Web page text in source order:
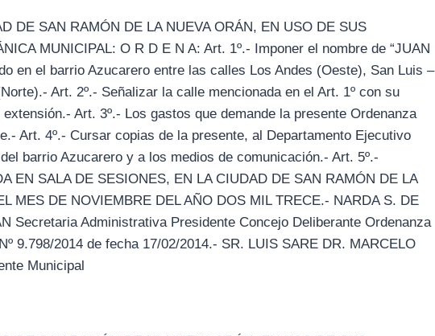
DE SAN RAMÓN DE LA NUEVA ORÁN, EN USO DE SUS
MUNICIPAL: O R D E N A: Art. 1º.- Imponer el nombre de “JUAN
en el barrio Azucarero entre las calles Los Andes (Oeste), San Luis –
Art. 2º.- Señalizar la calle mencionada en el Art. 1º con su
Art. 3º.- Los gastos que demande la presente Ordenanza
Art. 4º.- Cursar copias de la presente, al Departamento Ejecutivo
barrio Azucarero y a los medios de comunicación.- Art. 5º.-
EN SALA DE SESIONES, EN LA CIUDAD DE SAN RAMÓN DE LA
MES DE NOVIEMBRE DEL AÑO DOS MIL TRECE.- NARDA S. DE
Secretaria Administrativa Presidente Concejo Deliberante Ordenanza
9.798/2014 de fecha 17/02/2014.- SR. LUIS SARE DR. MARCELO
Municipal